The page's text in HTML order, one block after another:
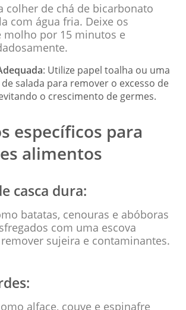
colher de chá de bicarbonato
com água fria. Deixe os
molho por 15 minutos e
: Utilize papel toalha ou uma
salada para remover o excesso de
o crescimento de germes.
específicos para
alimentos
casca dura:
batatas, cenouras e abóboras
com uma escova
sujeira e contaminantes.
alface, couve e espinafre